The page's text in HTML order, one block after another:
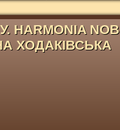
HARMONIA
ХОДАКІВСЬКА